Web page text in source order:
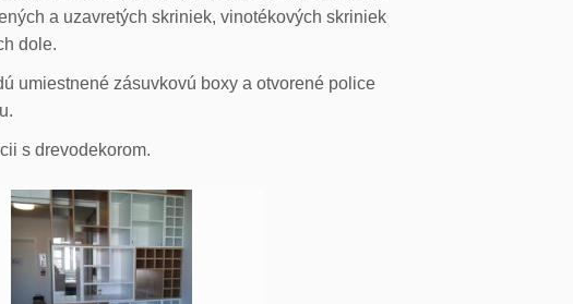
a uzavretých skriniek, vinotékových skriniek
dole.
umiestnené zásuvkovú boxy a otvorené police
s drevodekorom.